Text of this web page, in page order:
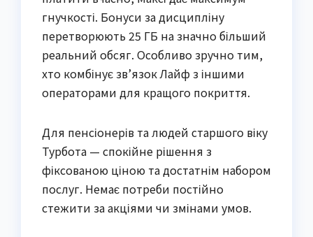
гнучкості. Бонуси за дисципліну
перетворюють 25 ГБ на значно більший
реальний обсяг. Особливо зручно тим,
хто комбінує зв’язок Лайф з іншими
операторами для кращого покриття.
Для пенсіонерів та людей старшого віку
Турбота — спокійне рішення з
фіксованою ціною та достатнім набором
послуг. Немає потреби постійно
стежити за акціями чи змінами умов.